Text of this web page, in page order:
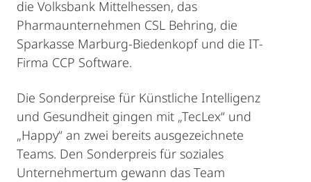
die Volksbank Mittelhessen, das
Pharmaunternehmen CSL Behring, die
Sparkasse Marburg-Biedenkopf und die IT-
Firma CCP Software.
Die Sonderpreise für Künstliche Intelligenz
und Gesundheit gingen mit „TecLex“ und
„Happy“ an zwei bereits ausgezeichnete
Teams. Den Sonderpreis für soziales
Unternehmertum gewann das Team